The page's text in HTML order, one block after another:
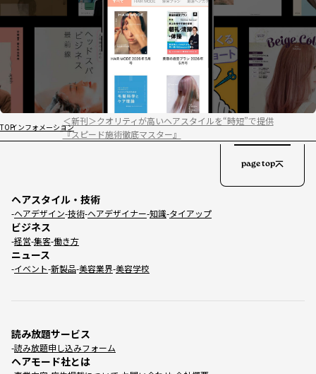
TOPインフォメーション
＜新刊＞クオリティが高いヘアスタイルを“時短”で提供
『スピード施術徹底マスター』
ヘアスタイル・技術
ヘアデザイン 技術 ヘアデザイナー 知識 タイアップ
ビジネス
経営 集客 働き方
ニュース
イベント 新製品 美容業界 美容学校
読み放題サービス
読み放題申し込みフォーム
ヘアモード社とは
page top